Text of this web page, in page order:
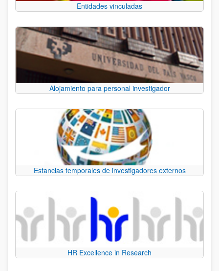
Entidades vinculadas
Alojamiento para personal investigador
Estancias temporales de investigadores externos
HR Excellence in Research